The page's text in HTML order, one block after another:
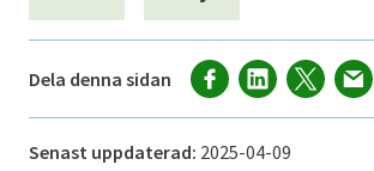
Dela denna sidan
Senast uppdaterad: 2025-04-09